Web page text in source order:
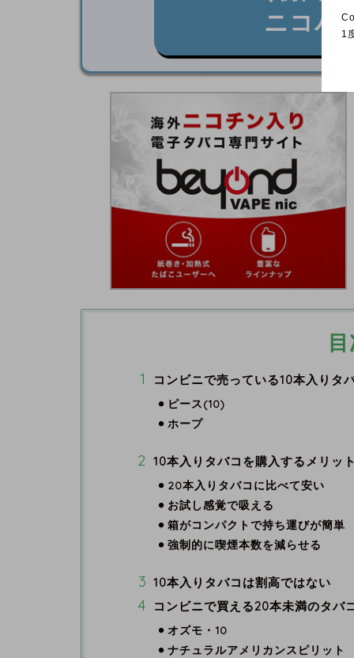
ニコパ
コンビニで売っている10本入りタ
ピース(10)
ホープ
10本入りタバコを購入するメリッ
20本入りタバコに比べて安い
お試し感覚で吸える
箱がコンパクトで持ち運びが簡単
強制的に喫煙本数を減らせる
10本入りタバコは割高ではない
コンビニで買える20本未満のタバ
オズモ・10
ナチュラルアメリカンスピリット
1